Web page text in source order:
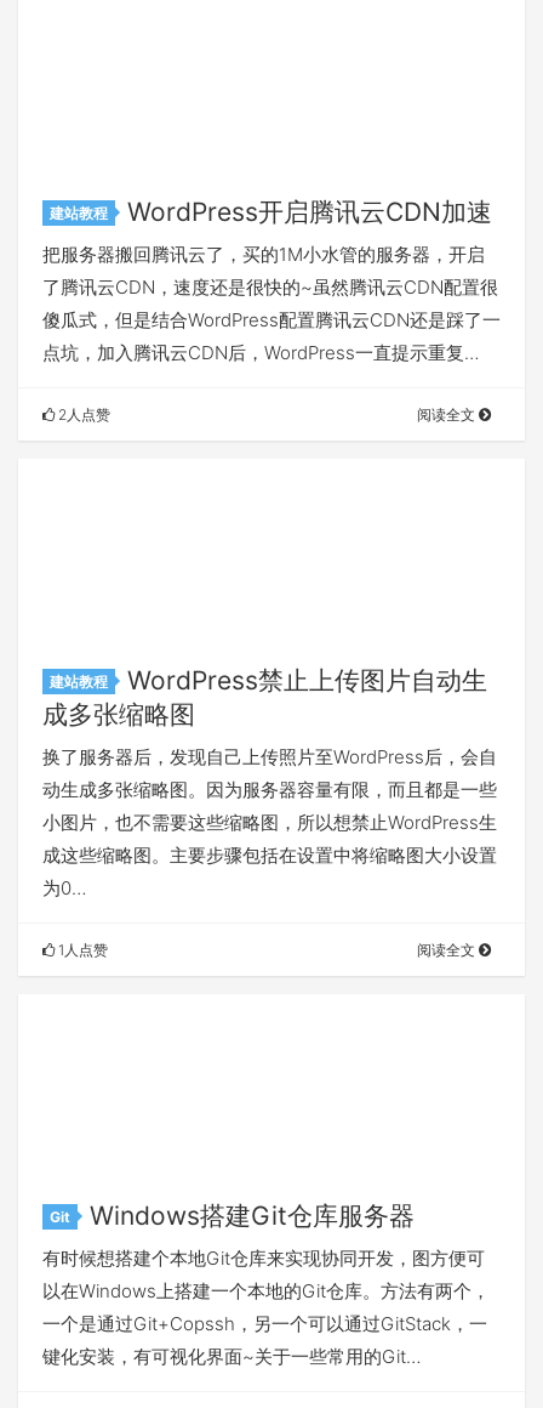
建站教程 WordPress开启腾讯云CDN加速
把服务器搬回腾讯云了，买的1M小水管的服务器，开启
了腾讯云CDN，速度还是很快的~虽然腾讯云CDN配置很
傻瓜式，但是结合WordPress配置腾讯云CDN还是踩了一
点坑，加入腾讯云CDN后，WordPress一直提示重复…
2人点赞 阅读全文
建站教程
WordPress禁止上传图片自动生
成多张缩略图
换了服务器后，发现自己上传照片至WordPress后，会自
动生成多张缩略图。因为服务器容量有限，而且都是一些
小图片，也不需要这些缩略图，所以想禁止WordPress生
成这些缩略图。主要步骤包括在设置中将缩略图大小设置
为0…
1人点赞 阅读全文
Git Windows搭建Git仓库服务器
有时候想搭建个本地Git仓库来实现协同开发，图方便可
以在Windows上搭建一个本地的Git仓库。方法有两个，
一个是通过Git+Copssh，另一个可以通过GitStack，一
键化安装，有可视化界面~关于一些常用的Git…